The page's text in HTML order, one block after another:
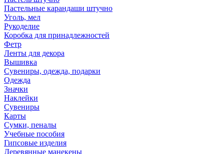
Пастельные карандаши штучно
Уголь, мел
Рукоделие
Коробка для принадлежностей
Фетр
Ленты для декора
Вышивка
Сувениры, одежда, подарки
Одежда
Значки
Наклейки
Сувениры
Карты
Сумки, пеналы
Учебные пособия
Гипсовые изделия
Деревянные манекены